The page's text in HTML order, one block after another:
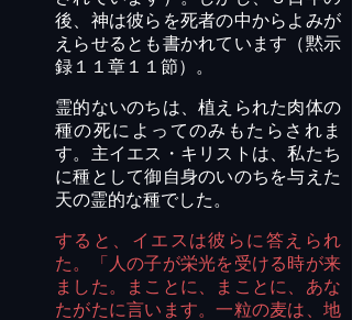
後、神は彼らを死者の中からよみが
えらせるとも書かれています（黙示
録１１章１１節）。
霊的ないのちは、植えられた肉体の
種の死によってのみもたらされま
す。主イエス・キリストは、私たち
に種として御自身のいのちを与えた
天の霊的な種でした。
すると、イエスは彼らに答えられ
た。「人の子が栄光を受ける時が来
ました。まことに、まことに、あな
たがたに言います。一粒の麦は、地